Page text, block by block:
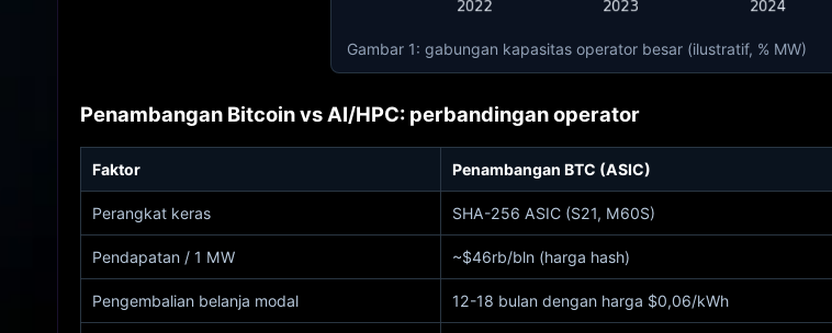
Gambar 1: gabungan kapasitas operator besar (ilustratif, % MW)
Penambangan Bitcoin vs AI/HPC: perbandingan operator
Faktor Penambangan BTC (ASIC)
Perangkat keras SHA-256 ASIC (S21, M60S)
Pendapatan / 1 MW ~$46rb/bln (harga hash)
Pengembalian belanja modal 12-18 bulan dengan harga $0,06/kWh